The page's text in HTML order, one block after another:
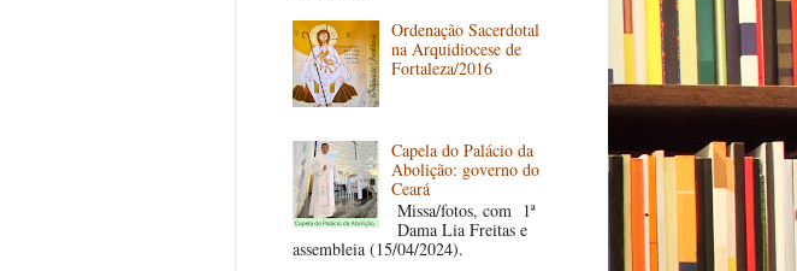
Ordenação Sacerdotal
na Arquidiocese de
Fortaleza/2016
Capela do Palácio da
Abolição: governo do
Ceará
Missa/fotos, com 1ª
Dama Lia Freitas e
assembleia (15/04/2024).